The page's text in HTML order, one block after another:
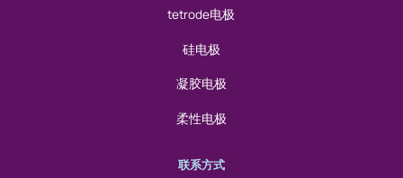
tetrode电极
硅电极
凝胶电极
柔性电极
联系方式